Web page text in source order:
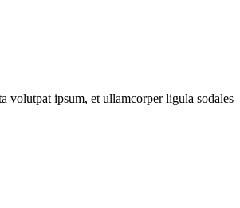
volutpat ipsum, et ullamcorper ligula sodales